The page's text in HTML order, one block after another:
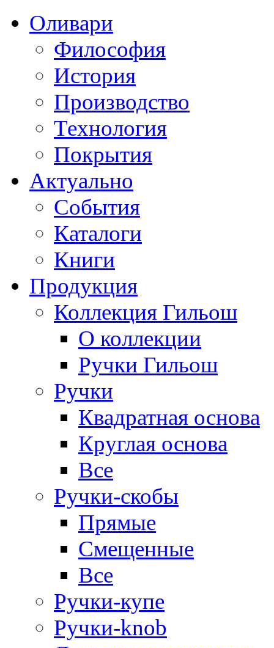
Оливари
Философия
История
Производство
Технология
Покрытия
Актуально
События
Каталоги
Книги
Продукция
Коллекция Гильош
О коллекции
Ручки Гильош
Ручки
Квадратная основа
Круглая основа
Все
Ручки-скобы
Прямые
Смещенные
Все
Ручки-купе
Ручки-knob